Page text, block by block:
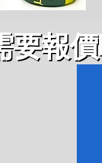
要報
要報